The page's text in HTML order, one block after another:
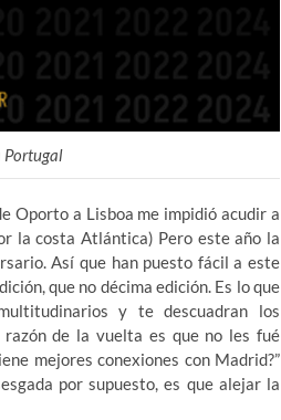
Portugal
Oporto a Lisboa me impidió acudir a
la costa Atlántica) Pero este año la
Así que han puesto fácil a este
que no décima edición. Es lo que
y te descuadran los
de la vuelta es que no les fué
mejores conexiones con Madrid?”
por supuesto, es que alejar la